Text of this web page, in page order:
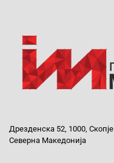
Дрезденска 52, 1000, Скопје
Северна Македонија